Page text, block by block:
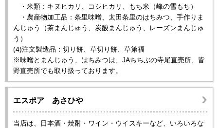
・米類：キヌヒカリ、コシヒカリ、もち米（峰の雪もち）
・農産物加工品：条里味噌、太田条里のはちみつ、手作りま
んじゅう（茶まんじゅう、炭酸まんじゅう、レーズンまんじゅ
う）
(4)注文製造品：切り餅、草切り餅、草第福
※味噌とまんじゅう、はちみつは、JAちちぶの寺尾直売所、皆
野直売所でも取り扱っております。
エスポア あさひや
当店は、日本酒・焼酎・ワイン・ウイスキーなど、いろいろな